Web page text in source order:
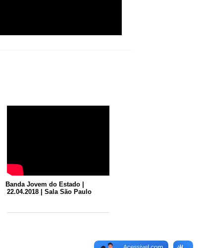
Banda Jovem do Estado |
22.04.2018 | Sala São Paulo